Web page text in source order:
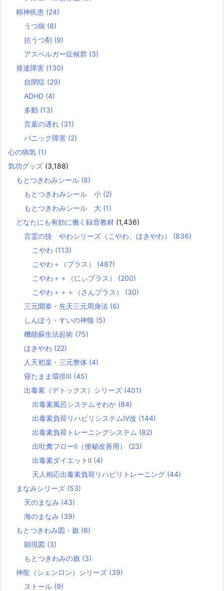
精神疾患 (24)
うつ病 (8)
抗うつ剤 (9)
アスペルガー症候群 (3)
発達障害 (130)
自閉症 (29)
ADHD (4)
多動 (13)
言葉の遅れ (31)
パニック障害 (2)
心の病気 (1)
気功グッズ (3,188)
もとつきわみシール (8)
もとつきわみシール 小 (2)
もとつきわみシール 大 (1)
どなたにも有効に働く録音教材 (1,436)
言霊の技 やわシリーズ（こやわ、ほきやわ） (836)
こやわ (113)
こやわ＋（プラス） (487)
こやわ＋＋（にぃプラス） (200)
こやわ＋＋＋（さんプラス） (30)
三元開泰・先天三元周身法 (6)
しんぽう・すいの神髄 (5)
機能蘇生法起術 (75)
ほきやわ (22)
人天初楽・三元整体 (4)
寝たまま環排Ⅲ (45)
出毒素（デトックス）シリーズ (401)
出毒素風呂システムそわか (84)
出毒素負荷リハビリシステムⅣ改 (144)
出毒素負荷トレーニングシステム (82)
出吐糞フローⅡ（便秘改善用） (23)
出毒素ダイエットⅡ (4)
天人相応出毒素負荷リハビリトレーニング (44)
まなみシリーズ (53)
天のまなみ (43)
海のまなみ (39)
もとつきわみ図・旗 (6)
顕現図 (3)
もとつきわみの旗 (3)
神龍（シェンロン）シリーズ (39)
ストール (9)